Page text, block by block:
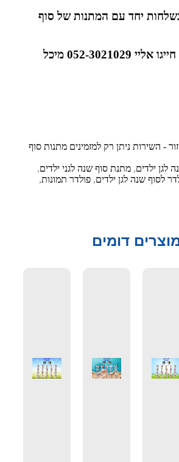
יחד עם המתנות של סוף
לפרטים והזמנות חייגו אליי 052-3021029 מיכל
- השירות ניתן רק למזמינים מתנות סוף
לגן ילדים, מתנת סוף שנה לגני ילדים,
לסוף שנה לגן ילדים, פולדר תמונות,
דומים